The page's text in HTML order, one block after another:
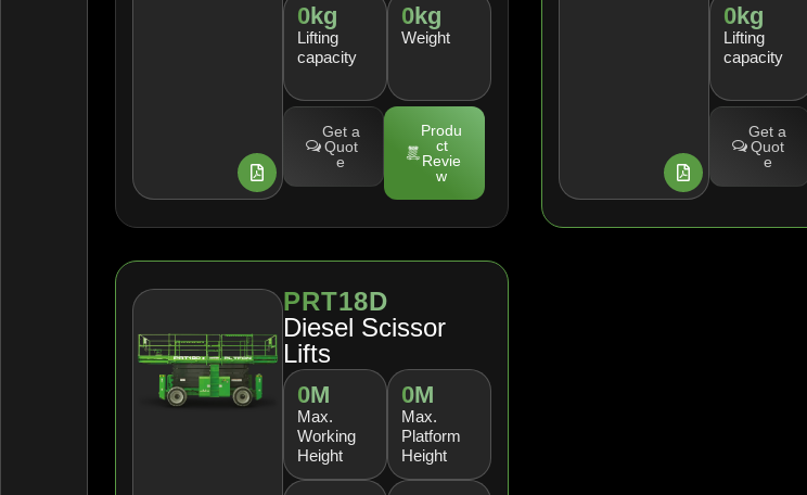
0kg
Lifting
capacity
0kg
Weight
Get a
Quot
e
Produ
ct
Revie
w
0kg
Lifting
capacity
Get a
Quot
e
PRT18D
Diesel Scissor
Lifts
0M
Max.
Working
Height
0M
Max.
Platform
Height